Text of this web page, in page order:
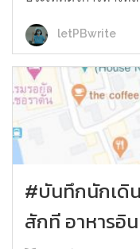
letPBwrite
#บันทึกนักเดิน
สักที อาหารอิ